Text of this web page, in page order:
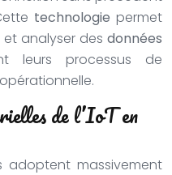
technologie permet
et analyser desdonnées
leurs processus de
de l’IoT en
adoptent massivement